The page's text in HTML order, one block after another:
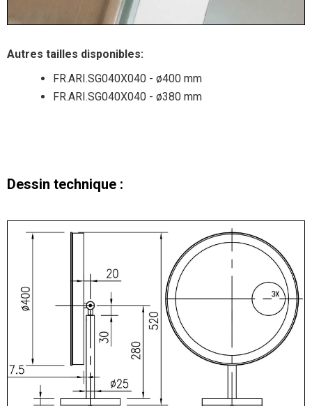
Autres tailles disponibles:
FR.ARI.SG040X040 - ø400 mm
FR.ARI.SG040X040 - ø380 mm
Dessin technique :